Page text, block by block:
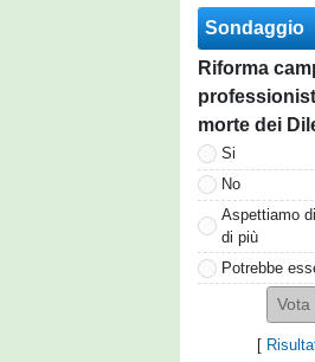
Sondaggio
Riforma
morte dei
Si
No
Aspettiamo
di più
Potrebbe
[